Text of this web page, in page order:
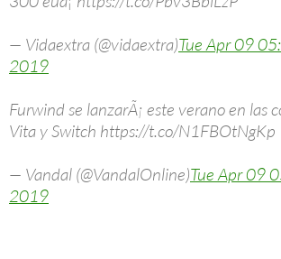
— Vidaextra (@vidaextra)Tue Apr 09
2019
Furwind se lanzarÃ¡ este verano en las
Vita y Switch https://t.co/N1FBOtNgKp
— Vandal (@VandalOnline)Tue Apr 09
2019